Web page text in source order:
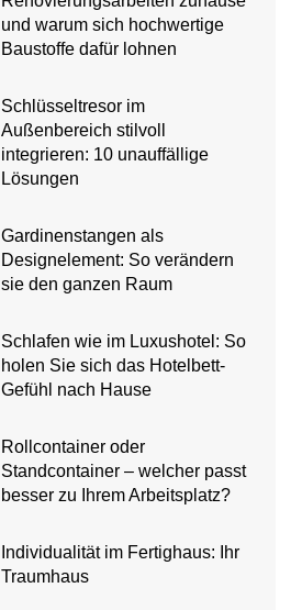
und warum sich hochwertige
Baustoffe dafür lohnen
Schlüsseltresor im
Außenbereich stilvoll
integrieren: 10 unauffällige
Lösungen
Gardinenstangen als
Designelement: So verändern
sie den ganzen Raum
Schlafen wie im Luxushotel: So
holen Sie sich das Hotelbett-
Gefühl nach Hause
Rollcontainer oder
Standcontainer – welcher passt
besser zu Ihrem Arbeitsplatz?
Individualität im Fertighaus: Ihr
Traumhaus